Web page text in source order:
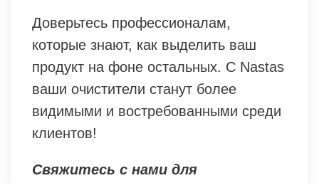
Доверьтесь профессионалам,
которые знают, как выделить ваш
продукт на фоне остальных. С Nastas
ваши очистители станут более
видимыми и востребованными среди
клиентов!
Свяжитесь с нами для